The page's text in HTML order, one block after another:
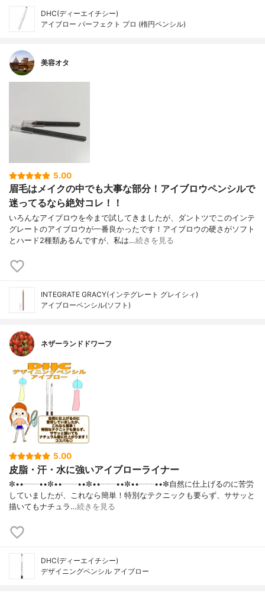
DHC(ディーエイチシー)
アイブロー パーフェクト プロ (楕円ペンシル)
美容オタ
5.00
眉毛はメイクの中でも大事な部分！アイブロウペンシルで
迷ってるなら絶対コレ！！
いろんなアイブロウを今まで試してきましたが、ダントツでこのインテ
グレートのアイブロウが一番良かったです！アイブロウの硬さがソフト
とハード2種類あるんですが、私は…続きを見る
INTEGRATE GRACY(インテグレート グレイシィ)
アイブローペンシル(​ソフト)
ネザーランドドワーフ
5.00
皮脂・汗・水に強いアイブローライナー
✼••┈┈••✼••┈┈••✼••┈┈••✼••┈┈••✼自然に仕上げるのに苦労
していましたが、これなら簡単！特別なテクニックも要らず、ササッと
描いてもナチュラ…続きを見る
DHC(ディーエイチシー)
デザイニングペンシル アイブロー